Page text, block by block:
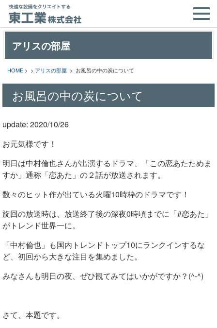
アリスの部屋
HOME > > アリスの部屋 > お風呂の中の炭について
お風呂の中の炭について
update: 2020/10/26
お元気様です！
明日は中村倫也さんが出演するドラマ、「この恋あたためま
すか」通称「恋あた」の２話が放送されます。
数々のヒット作が出ている火曜10時枠のドラマです！
旋回の放送時は、放送終了後の深夜0時頃までに「#恋あた」
がトレンド世界一に。
「中村倫也」も国内トレンドトップ10にランクインするな
ど、初回から大きな注目を集めました。
みなさんも明日の夜、ぜひ観てみてはいかがですか？(^-^)
さて、本題です。